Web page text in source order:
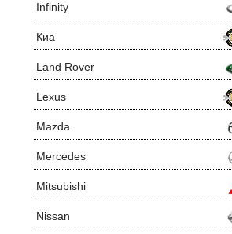
Infinity
Киа
Land Rover
Lexus
Mazda
Mercedes
Mitsubishi
Nissan